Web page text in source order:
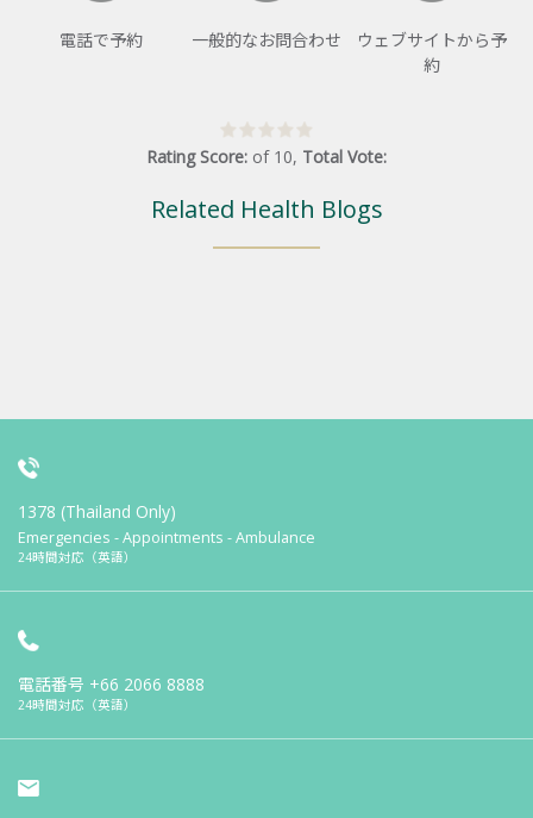
電話で予約 一般的なお問合わせ
ウェブサイトから予
約
Rating Score: of 10, Total Vote:
Related Health Blogs
1378 (Thailand Only)
Emergencies - Appointments - Ambulance
24時間対応（英語）
電話番号 +66 2066 8888
24時間対応（英語）